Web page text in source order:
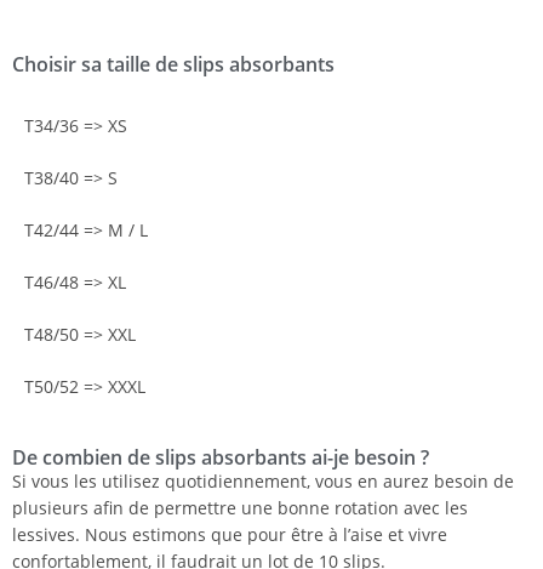
Choisir sa taille de slips absorbants
T34/36 => XS
T38/40 => S
T42/44 => M / L
T46/48 => XL
T48/50 => XXL
T50/52 => XXXL
De combien de slips absorbants ai-je besoin ?
Si vous les utilisez quotidiennement, vous en aurez besoin de
plusieurs afin de permettre une bonne rotation avec les
lessives. Nous estimons que pour être à l’aise et vivre
confortablement, il faudrait un lot de 10 slips.